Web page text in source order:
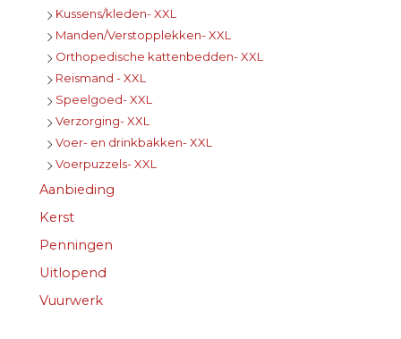
Kussens/kleden- XXL
Manden/Verstopplekken- XXL
Orthopedische kattenbedden- XXL
Reismand - XXL
Speelgoed- XXL
Verzorging- XXL
Voer- en drinkbakken- XXL
Voerpuzzels- XXL
Aanbieding
Kerst
Penningen
Uitlopend
Vuurwerk